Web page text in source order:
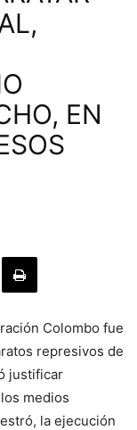
EN
Colombo fue
represivos de
justificar
medios
la ejecución